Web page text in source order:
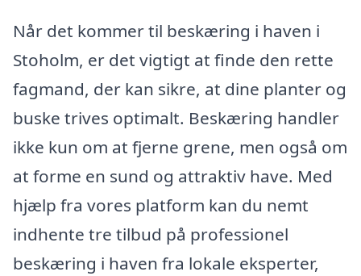
Når det kommer til beskæring i haven i
Stoholm, er det vigtigt at finde den rette
fagmand, der kan sikre, at dine planter og
buske trives optimalt. Beskæring handler
ikke kun om at fjerne grene, men også om
at forme en sund og attraktiv have. Med
hjælp fra vores platform kan du nemt
indhente tre tilbud på professionel
beskæring i haven fra lokale eksperter,